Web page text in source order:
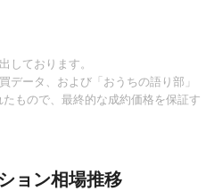
しております。
データ、および「おうちの語り部」
もので、最終的な成約価格を保証す
ョン相場推移